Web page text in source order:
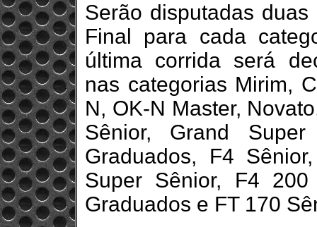
Serão disputadas
Final para cada
última corrida será
nas categorias Mirim,
N, OK-N Master,
Sênior, Grand
Graduados, F4
Super Sênior, F4
Graduados e FT 170